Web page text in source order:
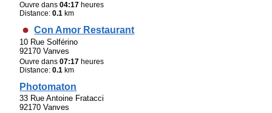
Ouvre dans04:17 heures
Distance:0.1 km
Con Amor Restaurant
10 Rue Solférino
92170 Vanves
Ouvre dans07:17 heures
Distance:0.1 km
Photomaton
33 Rue Antoine Fratacci
92170 Vanves